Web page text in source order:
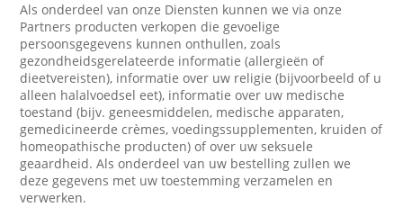
Als onderdeel van onze Diensten kunnen we via onze
Partners producten verkopen die gevoelige
persoonsgegevens kunnen onthullen, zoals
gezondheidsgerelateerde informatie (allergieën of
dieetvereisten), informatie over uw religie (bijvoorbeeld of u
alleen halalvoedsel eet), informatie over uw medische
toestand (bijv. geneesmiddelen, medische apparaten,
gemedicineerde crèmes, voedingssupplementen, kruiden of
homeopathische producten) of over uw seksuele
geaardheid. Als onderdeel van uw bestelling zullen we
deze gegevens met uw toestemming verzamelen en
verwerken.